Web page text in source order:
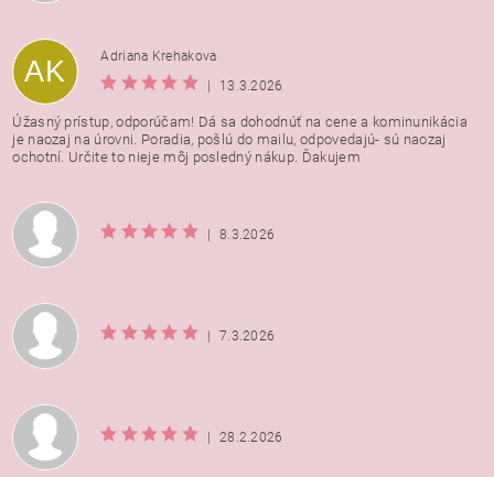
AK
Adriana Krehakova
|
13.3.2026
Úžasný prístup, odporúčam! Dá sa dohodnúť na cene a kominunikácia
je naozaj na úrovni. Poradia, pošlú do mailu, odpovedajú- sú naozaj
ochotní. Určite to nieje môj posledný nákup. Ďakujem
| 8.3.2026
| 7.3.2026
| 28.2.2026